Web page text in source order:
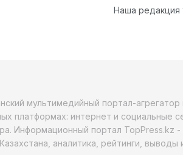
Наша редакция
мультимедийный портал-
платформах: интернет и социальные
Информационный портал TopPress.kz
аналитика, рейтинги,